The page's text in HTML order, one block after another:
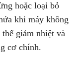
hoặc loại bỏ
khi máy không
giảm nhiệt và
cơ chính.